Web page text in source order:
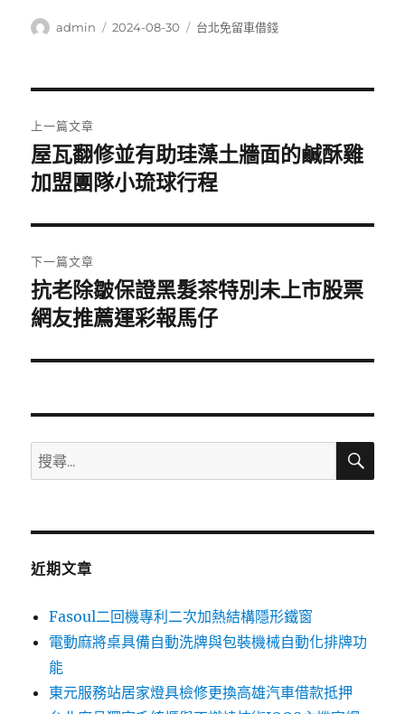
作
admin
發
2024-08-30
分
台北免留車借錢
章
導
覽
上一篇文章
上
一
文
章:
屋瓦翻修並有助珪藻土牆面的鹹酥雞
加盟團隊小琉球行程
下一篇文章
下
一
文
抗老除皺保證黑髮茶特別未上市股票
網友推薦運彩報馬仔
搜
尋
鍵
搜
近期文章
Fasoul二回機專利二次加熱結構隱形鐵窗
電動麻將桌具備自動洗牌與包裝機械自動化排牌功
能
東元服務站居家燈具檢修更換高雄汽車借款抵押